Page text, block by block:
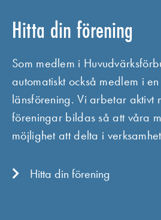
Hitta din förening
Som medlem i
automatiskt också medlem i
länsförening. Vi arbetar aktivt
föreningar bildas så att våra
möjlighet att delta i
Hitta din förening